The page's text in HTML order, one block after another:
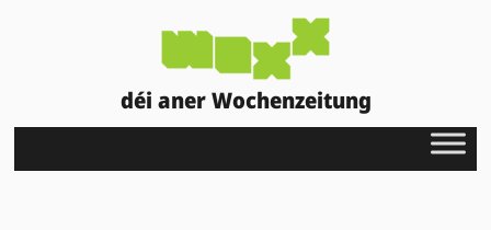
déi aner Wochenzeitung